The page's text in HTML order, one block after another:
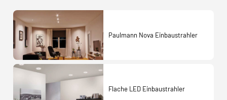
Paulmann Nova Einbaustrahler
Flache LED Einbaustrahler